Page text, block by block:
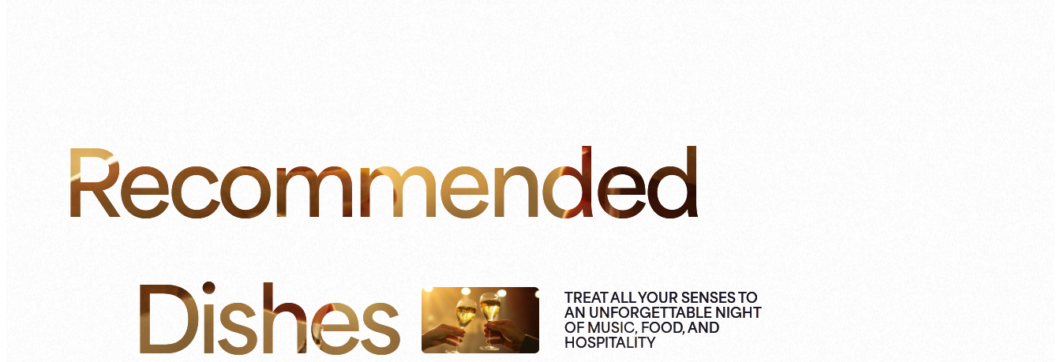
Recommended
Dishes
TREAT ALL YOUR SENSES TO
AN UNFORGETTABLE NIGHT
OF MUSIC, FOOD, AND
HOSPITALITY